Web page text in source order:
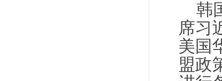
韩
席习
美国
盟政